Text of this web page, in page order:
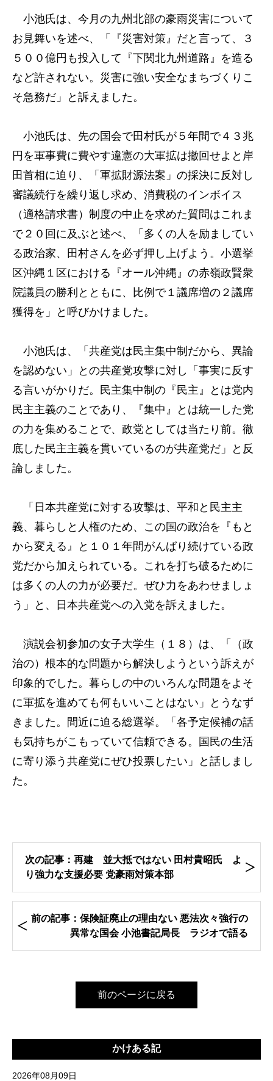
小池氏は、今月の九州北部の豪雨災害について
お見舞いを述べ、「『災害対策』だと言って、３
５００億円も投入して『下関北九州道路』を造る
など許されない。災害に強い安全なまちづくりこ
そ急務だ」と訴えました。
小池氏は、先の国会で田村氏が５年間で４３兆
円を軍事費に費やす違憲の大軍拡は撤回せよと岸
田首相に迫り、「軍拡財源法案」の採決に反対し
審議続行を繰り返し求め、消費税のインボイス
（適格請求書）制度の中止を求めた質問はこれま
で２０回に及ぶと述べ、「多くの人を励ましてい
る政治家、田村さんを必ず押し上げよう。小選挙
区沖縄１区における『オール沖縄』の赤嶺政賢衆
院議員の勝利とともに、比例で１議席増の２議席
獲得を」と呼びかけました。
小池氏は、「共産党は民主集中制だから、異論
を認めない」との共産党攻撃に対し「事実に反す
る言いがかりだ。民主集中制の『民主』とは党内
民主主義のことであり、『集中』とは統一した党
の力を集めることで、政党としては当たり前。徹
底した民主主義を貫いているのが共産党だ」と反
論しました。
「日本共産党に対する攻撃は、平和と民主主
義、暮らしと人権のため、この国の政治を『もと
から変える』と１０１年間がんばり続けている政
党だから加えられている。これを打ち破るために
は多くの人の力が必要だ。ぜひ力をあわせましょ
う」と、日本共産党への入党を訴えました。
演説会初参加の女子大学生（１８）は、「（政
治の）根本的な問題から解決しようという訴えが
印象的でした。暮らしの中のいろんな問題をよそ
に軍拡を進めても何もいいことはない」とうなず
きました。間近に迫る総選挙。「各予定候補の話
も気持ちがこもっていて信頼できる。国民の生活
に寄り添う共産党にぜひ投票したい」と話しまし
た。
次の記事：再建 並大抵ではない 田村貴昭氏 よ
り強力な支援必要 党豪雨対策本部
前の記事：保険証廃止の理由ない 悪法次々強行の
異常な国会 小池書記局長 ラジオで語る
前のページに戻る
かけある記
2026年08月09日